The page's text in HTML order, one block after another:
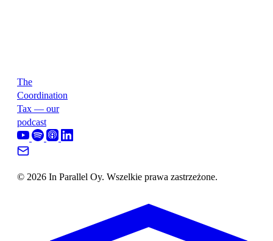
The
Coordination
Tax — our
podcast
© 2026 In Parallel Oy. Wszelkie prawa zastrzeżone.